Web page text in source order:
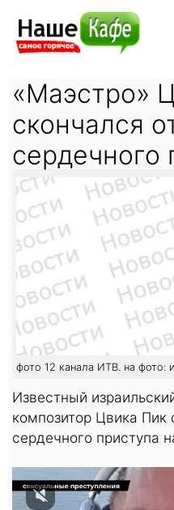
«Маэстро»
скончался
сердечного
фото 12 канала ИТВ. на фото:
Известный
композитор Цвика Пик
сердечного приступа